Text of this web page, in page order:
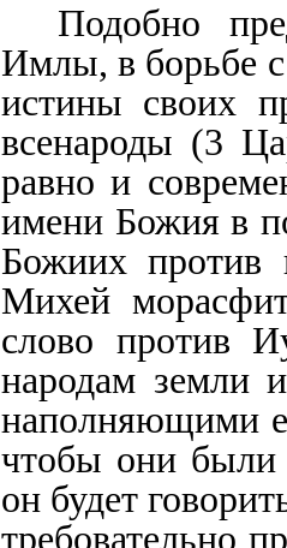
Подобно
Имлы, в борьбе
истины своих
всенароды (3
равно и
имени Божия в
Божиих против
Михей
слово против
народам земли
наполняющими
чтобы они были
он будет
требовательно